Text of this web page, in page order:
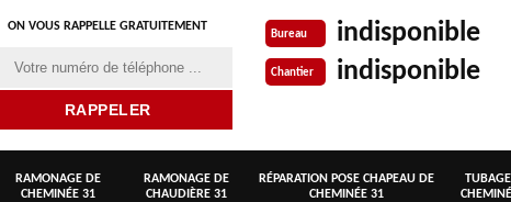
ON VOUS RAPPELLE GRATUITEMENT
Bureau indisponible
Chantier indisponible
RAMONAGE DE
CHEMINÉE 31
RAMONAGE DE
CHAUDIÈRE 31
RÉPARATION POSE CHAPEAU DE
CHEMINÉE 31